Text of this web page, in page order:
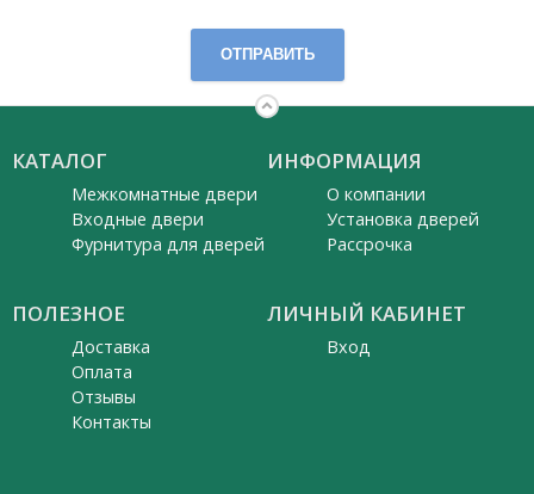
ОТПРАВИТЬ
КАТАЛОГ
Межкомнатные двери
Входные двери
Фурнитура для дверей
ПОЛЕЗНОЕ
Доставка
Оплата
Отзывы
Контакты
ИНФОРМАЦИЯ
О компании
Установка дверей
Рассрочка
ЛИЧНЫЙ КАБИНЕТ
Вход